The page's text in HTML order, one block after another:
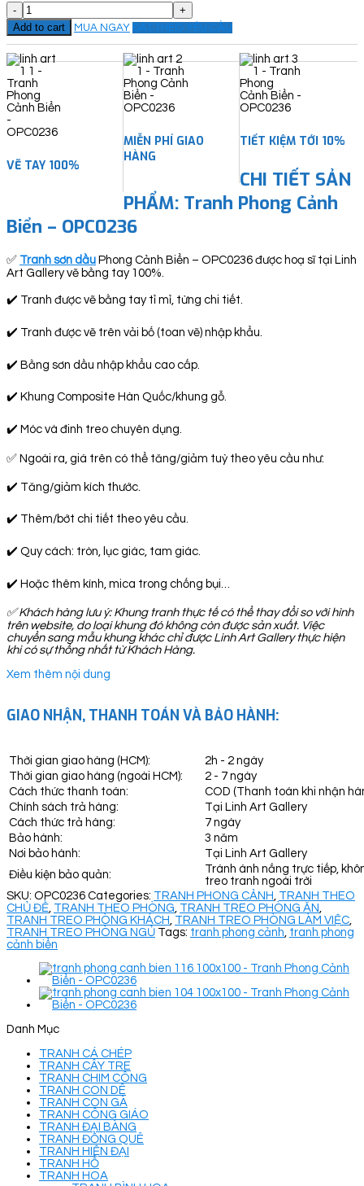
Tranh
Phong
Cảnh
Biển
-
OPC0236
quantity
Add to cart MUA NGAY ĐẶT THEO YÊU CẦU
VẼ TAY 100%
MIỄN PHÍ GIAO
HÀNG
TIẾT KIỆM TỚI 10%
CHI TIẾT SẢN
PHẨM: Tranh Phong Cảnh
Biển – OPC0236
✅ Tranh sơn dầu Phong Cảnh Biển – OPC0236 được hoạ sĩ tại Linh
Art Gallery vẽ bằng tay 100%.
✔️ Tranh được vẽ bằng tay tỉ mỉ, từng chi tiết.
✔️ Tranh được vẽ trên vải bố (toan vẽ) nhập khẩu.
✔️ Bằng sơn dầu nhập khẩu cao cấp.
✔️ Khung Composite Hàn Quốc/khung gỗ.
✔️ Móc và đinh treo chuyên dụng.
✅ Ngoài ra, giá trên có thể tăng/giảm tuỳ theo yêu cầu như:
✔️ Tăng/giảm kích thước.
✔️ Thêm/bớt chi tiết theo yêu cầu.
✔️ Quy cách: tròn, lục giác, tam giác.
✔️ Hoặc thêm kính, mica trong chống bụi…
✅Khách hàng lưu ý: Khung tranh thực tế có thể thay đổi so với hình
trên website, do loại khung đó không còn được sản xuất. Việc
chuyển sang mẫu khung khác chỉ được Linh Art Gallery thực hiện
khi có sự thống nhất từ Khách Hàng.
Xem thêm nội dung
GIAO NHẬN, THANH TOÁN VÀ BẢO HÀNH:
Thời gian giao hàng (HCM):
2h - 2 ngày
Thời gian giao hàng (ngoài HCM):
2 - 7 ngày
Cách thức thanh toán:
COD (Thanh toán khi nhận
Chính sách trả hàng:
Tại Linh Art Gallery
Cách thức trả hàng:
7 ngày
Bảo hành:
3 năm
Nơi bảo hành:
Tại Linh Art Gallery
Điều kiện bảo quản:
Tránh ánh nắng trực tiếp,
treo tranh ngoài trời
SKU: OPC0236 Categories: TRANH PHONG CẢNH TRANH THEO
CHỦ ĐỀ TRANH THEO PHÒNG TRANH TREO PHÒNG ĂN
TRANH TREO PHÒNG KHÁCH TRANH TREO PHÒNG LÀM VIỆC
TRANH TREO PHÒNG NGỦ Tags: tranh phong cảnh tranh phong
cảnh biển
Danh Mục
TRANH CÁ CHÉP
TRANH CÂY TRE
TRANH CHIM CÔNG
TRANH CON DÊ
TRANH CON GÀ
TRANH CÔNG GIÁO
TRANH ĐẠI BÀNG
TRANH ĐỒNG QUÊ
TRANH HIỆN ĐẠI
TRANH HỔ
TRANH HOA